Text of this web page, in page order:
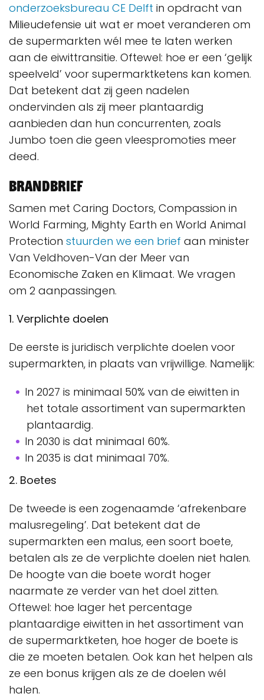
onderzoeksbureau CE Delft in opdracht van
Milieudefensie uit wat er moet veranderen om
de supermarkten wél mee te laten werken
aan de eiwittransitie. Oftewel: hoe er een ‘gelijk
speelveld’ voor supermarktketens kan komen.
Dat betekent dat zij geen nadelen
ondervinden als zij meer plantaardig
aanbieden dan hun concurrenten, zoals
Jumbo toen die geen vleespromoties meer
deed.
Brandbrief
Samen met Caring Doctors, Compassion in
World Farming, Mighty Earth en World Animal
Protection stuurden we een brief aan minister
Van Veldhoven-Van der Meer van
Economische Zaken en Klimaat. We vragen
om 2 aanpassingen.
1. Verplichte doelen
De eerste is juridisch verplichte doelen voor
supermarkten, in plaats van vrijwillige. Namelijk:
In 2027 is minimaal 50% van de eiwitten in
het totale assortiment van supermarkten
plantaardig.
In 2030 is dat minimaal 60%.
In 2035 is dat minimaal 70%.
2. Boetes
De tweede is een zogenaamde ‘afrekenbare
malusregeling’. Dat betekent dat de
supermarkten een malus, een soort boete,
betalen als ze de verplichte doelen niet halen.
De hoogte van die boete wordt hoger
naarmate ze verder van het doel zitten.
Oftewel: hoe lager het percentage
plantaardige eiwitten in het assortiment van
de supermarktketen, hoe hoger de boete is
die ze moeten betalen. Ook kan het helpen als
ze een bonus krijgen als ze de doelen wél
halen.